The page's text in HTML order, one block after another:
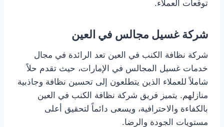
توقعات العملاء.
شركة غسيل مجالس في العين
شركة نظافة الكنب في العين تعد الرائدة في مجال
خدمات غسيل المجالس في الإمارات، حيث تقدم حلاً
شاملاً للعملاء الذين يتطلعون إلى تحسين نظافة وجاذبية
منازلهم. يتميز فريق شركة نظافة الكنب في العين
بالكفاءة والاحترافية، ويسعى دائماً لتحقيق أعلى
مستويات الجودة والرضا.